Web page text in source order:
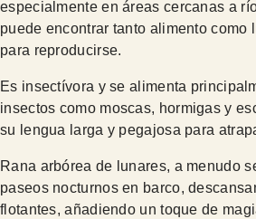
especialmente en áreas cercanas a
puede encontrar tanto alimento como
para reproducirse.
Es insectívora y se alimenta
insectos como moscas, hormigas y
su lengua larga y pegajosa para
Rana arbórea de lunares, a menudo
paseos nocturnos en barco,
flotantes, añadiendo un toque de